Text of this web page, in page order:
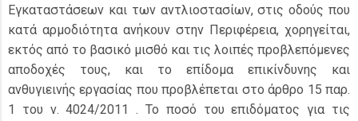
Εγκαταστάσεων και των αντλιοστασίων, στις οδούς που
κατά αρμοδιότητα ανήκουν στην Περιφέρεια, χορηγείται,
εκτός από το βασικό μισθό και τις λοιπές προβλεπόμενες
αποδοχές τους, και το επίδομα επικίνδυνης και
ανθυγιεινής εργασίας που προβλέπεται στο άρθρο 15 παρ.
1 του ν. 4024/2011 . Το ποσό του επιδόματος για τις